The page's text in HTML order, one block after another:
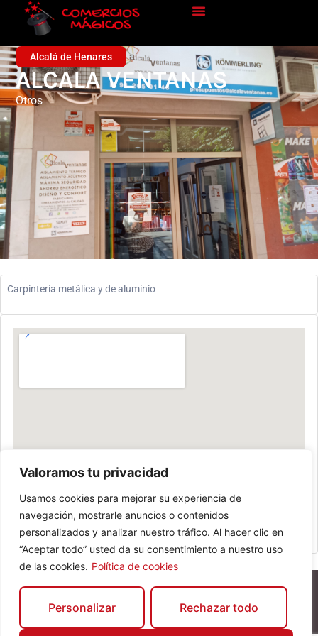
Valoramos tu privacidad
Usamos cookies para mejorar su experiencia de
navegación, mostrarle anuncios o contenidos
personalizados y analizar nuestro tráfico. Al hacer clic en
“Aceptar todo” usted da su consentimiento a nuestro uso
de las cookies. Política de cookies
Personalizar Rechazar todo
Alcalá de Henares
ALCALA VENTANAS
Otros
Carpintería metálica y de aluminio